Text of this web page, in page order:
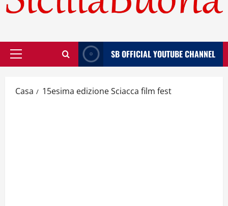
Menù
SB OFFICIAL YOUTUBE CHANNEL
Casa 15esima edizione Sciacca film fest